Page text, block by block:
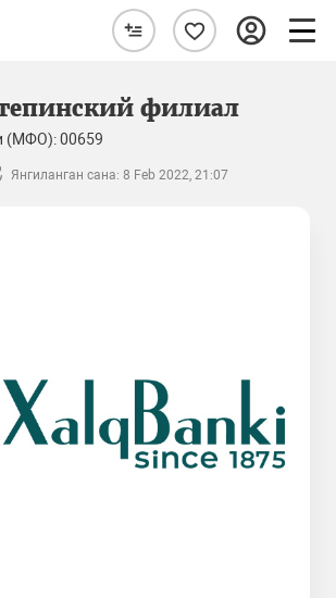
филиал
(МФО): 00659
Янгиланган сана: 8 Feb 2022, 21:07